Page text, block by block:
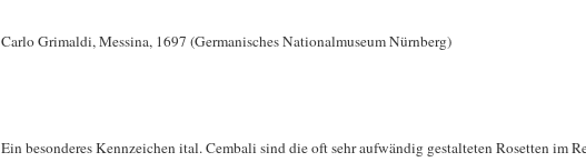
Carlo Grimaldi, Messina, 1697 (Germanisches Nationalmuseum Nürnberg)
Ein besonderes Kennzeichen ital. Cembali sind die oft sehr aufwändig gestalteten Rosetten im